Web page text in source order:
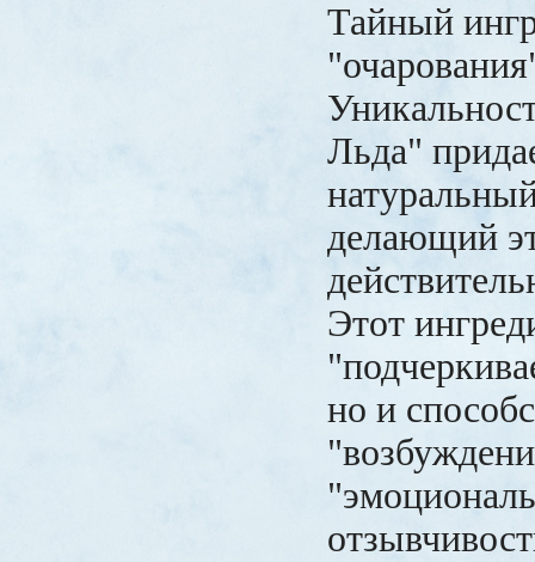
Тайный
Льда"
делающий
Этот
но и